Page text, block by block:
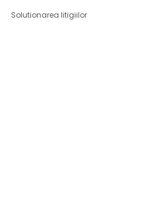
Solutionarea litigiilor